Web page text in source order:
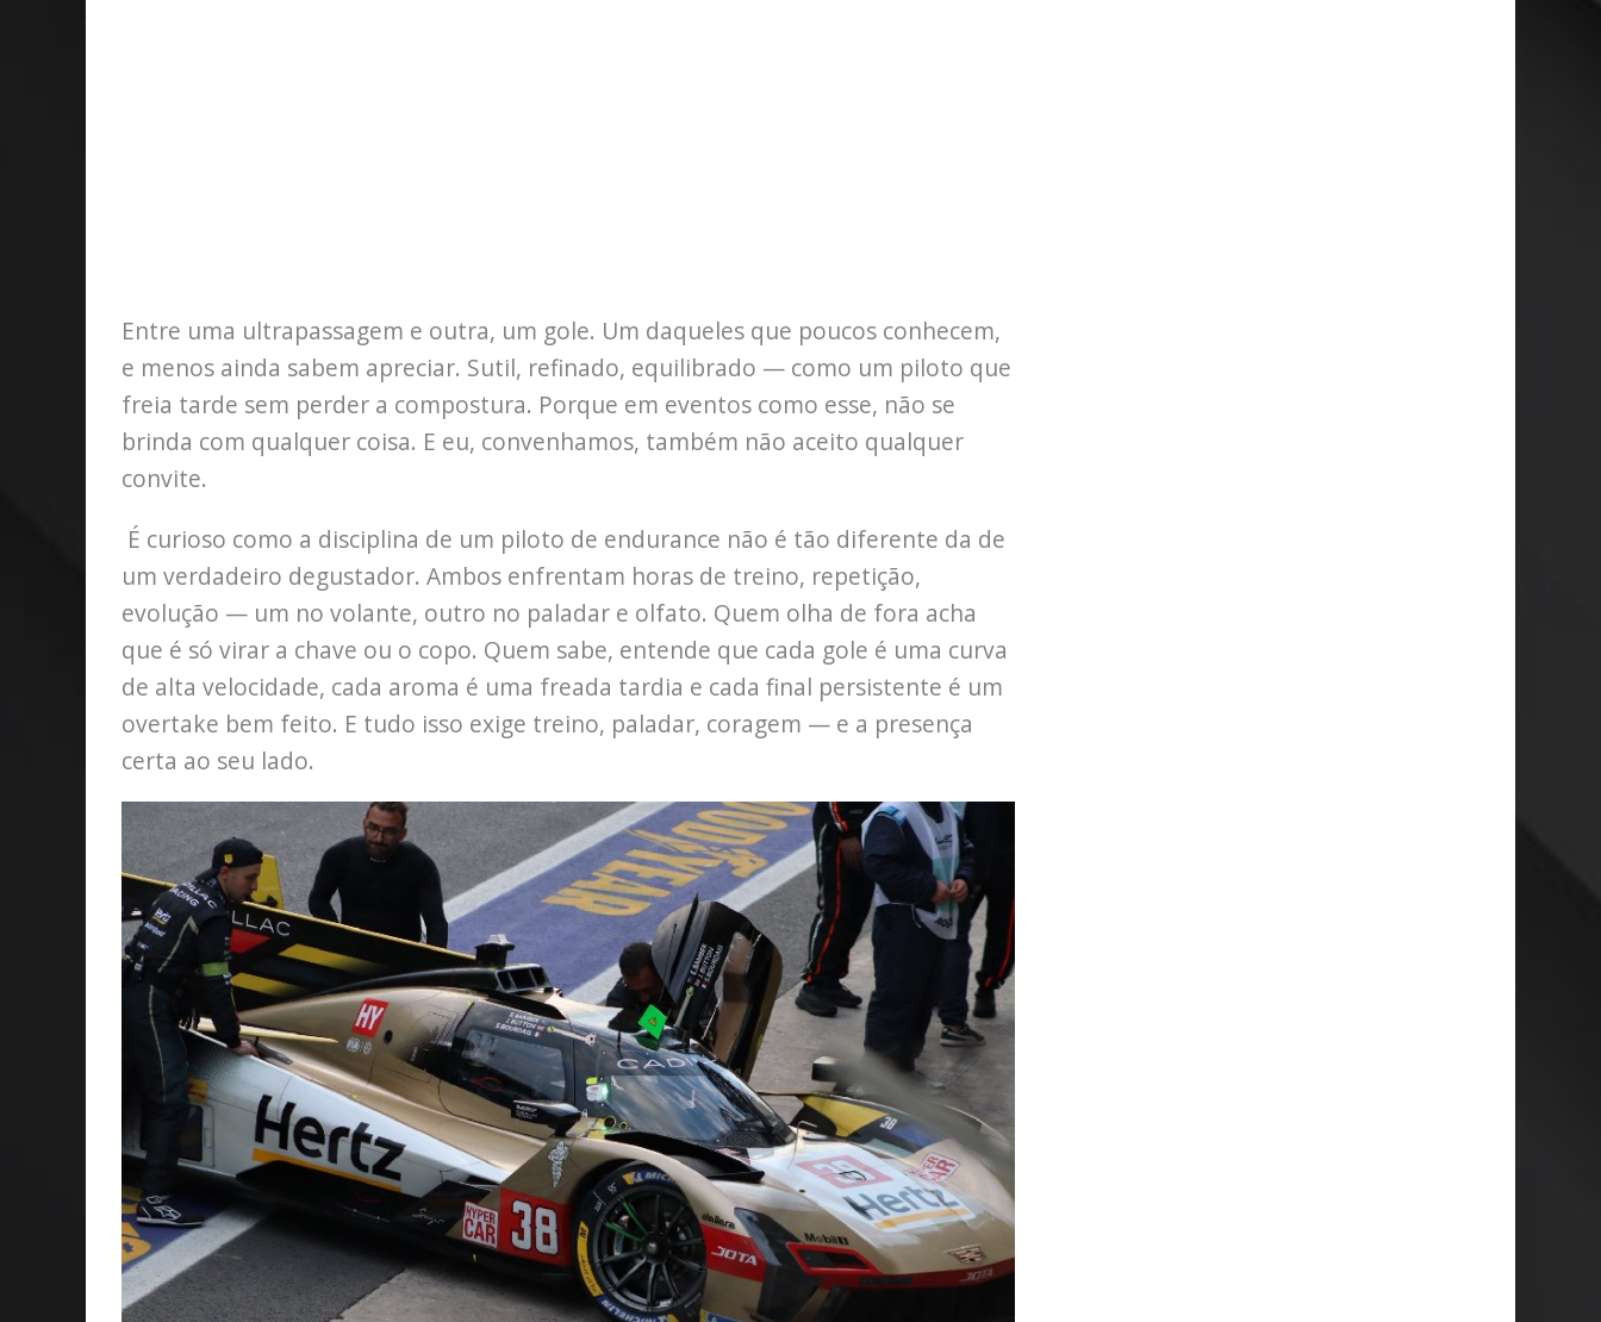
Entre uma ultrapassagem e outra, um gole. Um daqueles que poucos conhecem,
e menos ainda sabem apreciar. Sutil, refinado, equilibrado — como um piloto que
freia tarde sem perder a compostura. Porque em eventos como esse, não se
brinda com qualquer coisa. E eu, convenhamos, também não aceito qualquer
convite.
É curioso como a disciplina de um piloto de endurance não é tão diferente da de
um verdadeiro degustador. Ambos enfrentam horas de treino, repetição,
evolução — um no volante, outro no paladar e olfato. Quem olha de fora acha
que é só virar a chave ou o copo. Quem sabe, entende que cada gole é uma curva
de alta velocidade, cada aroma é uma freada tardia e cada final persistente é um
overtake bem feito. E tudo isso exige treino, paladar, coragem — e a presença
certa ao seu lado.